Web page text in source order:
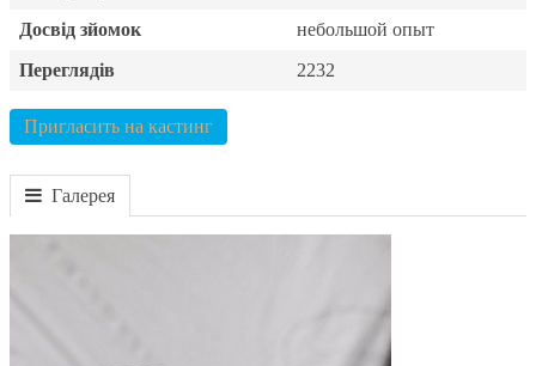
Досвід зйомок
небольшой опыт
Переглядів
2232
Пригласить на кастинг
Галерея